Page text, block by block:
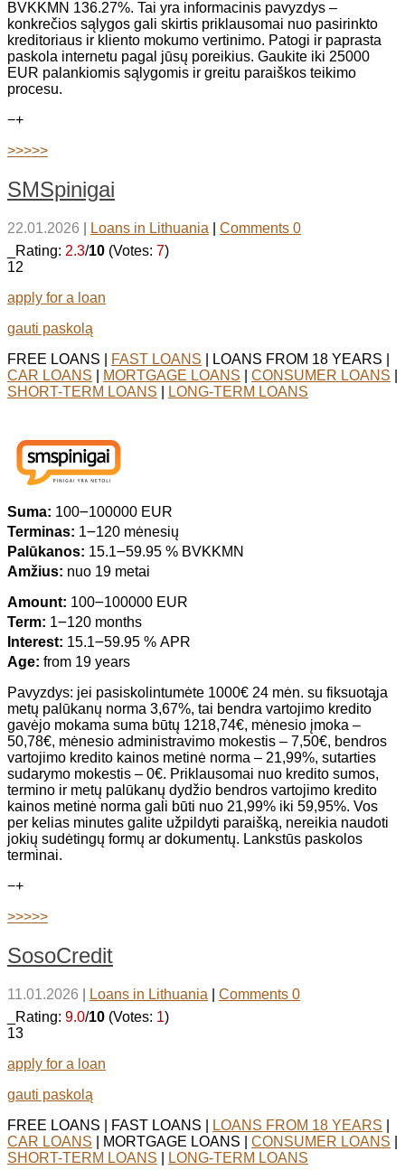
BVKKMN 136.27%. Tai yra informacinis pavyzdys –
konkrečios sąlygos gali skirtis priklausomai nuo pasirinkto
kreditoriaus ir kliento mokumo vertinimo. Patogi ir paprasta
paskola internetu pagal jūsų poreikius. Gaukite iki 25000
EUR palankiomis sąlygomis ir greitu paraiškos teikimo
procesu.
−+
>>>>>
SMSpinigai
22.01.2026 Loans in Lithuania
Comments 0
_Rating: 2.3/10 (Votes: 7)
12
apply for a loan
gauti paskolą
FREE LOANS |
FAST LOANS | LOANS FROM 18 YEARS |
CAR LOANS
MORTGAGE LOANS CONSUMER LOANS
SHORT-TERM LOANS
LONG-TERM LOANS
Suma: 100౼100000 EUR
Terminas: 1౼120 mėnesių
Palūkanos: 15.1౼59.95 % BVKKMN
Amžius: nuo 19 metai
Amount: 100౼100000 EUR
Term: 1౼120 months
Interest: 15.1౼59.95 % APR
Age: from 19 years
Pavyzdys: jei pasiskolintumėte 1000€ 24 mėn. su fiksuotąja
metų palūkanų norma 3,67%, tai bendra vartojimo kredito
gavėjo mokama suma būtų 1218,74€, mėnesio įmoka –
50,78€, mėnesio administravimo mokestis – 7,50€, bendros
vartojimo kredito kainos metinė norma – 21,99%, sutarties
sudarymo mokestis – 0€. Priklausomai nuo kredito sumos,
termino ir metų palūkanų dydžio bendros vartojimo kredito
kainos metinė norma gali būti nuo 21,99% iki 59,95%. Vos
per kelias minutes galite užpildyti paraišką, nereikia naudoti
jokių sudėtingų formų ar dokumentų. Lankstūs paskolos
terminai.
−+
>>>>>
SosoCredit
11.01.2026 Loans in Lithuania
Comments 0
_Rating: 9.0/10 (Votes: 1)
13
apply for a loan
gauti paskolą
FREE LOANS | FAST LOANS |
LOANS FROM 18 YEARS
CAR LOANS | MORTGAGE LOANS | CONSUMER LOANS
SHORT-TERM LOANS
LONG-TERM LOANS